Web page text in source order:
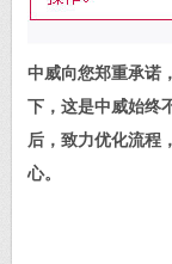
中威向您郑重承诺
下，这是中威始终
后，致力优化流程
心。